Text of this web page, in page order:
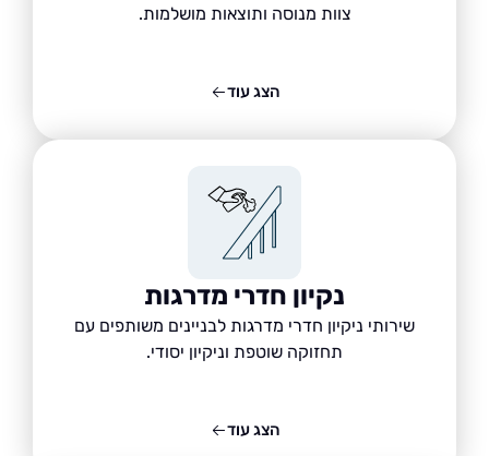
צוות מנוסה ותוצאות מושלמות.
נקיון חדרי מדרגות
שירותי ניקיון חדרי מדרגות לבניינים משותפים עם
תחזוקה שוטפת וניקיון יסודי.